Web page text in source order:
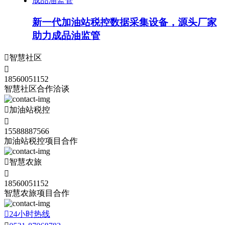
新一代加油站税控数据采集设备，源头厂家
助力成品油监管
智慧社区

18560051152
智慧社区合作洽谈
加油站税控

15588887566
加油站税控项目合作
智慧农旅

18560051152
智慧农旅项目合作
24小时热线